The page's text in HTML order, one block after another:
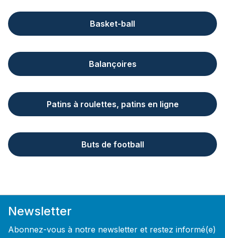
Basket-ball
Balançoires
Patins à roulettes, patins en ligne
Buts de football
Newsletter
Abonnez-vous à notre newsletter et restez informé(e)